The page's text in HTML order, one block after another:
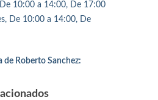
10:00 a 14:00, De 17:00
De 10:00 a 14:00, De
de Roberto Sanchez: